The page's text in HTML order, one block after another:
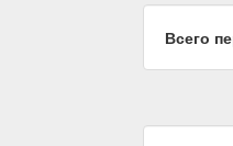
Всего